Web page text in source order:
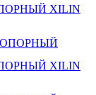
XILIN
XILIN